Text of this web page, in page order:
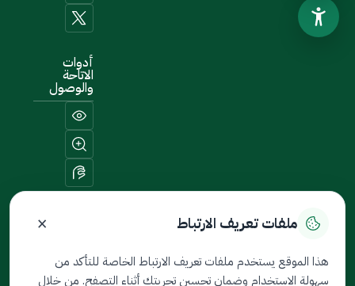
أدوات
الاتاحة
والوصول
خريطة الموقع
ملفات تعريف الارتباط ×
هذا الموقع يستخدم ملفات تعريف الارتباط الخاصة للتأكد من
سهولة الاستخدام وضمان تحسين تجربتك أثناء التصفح. من خلال